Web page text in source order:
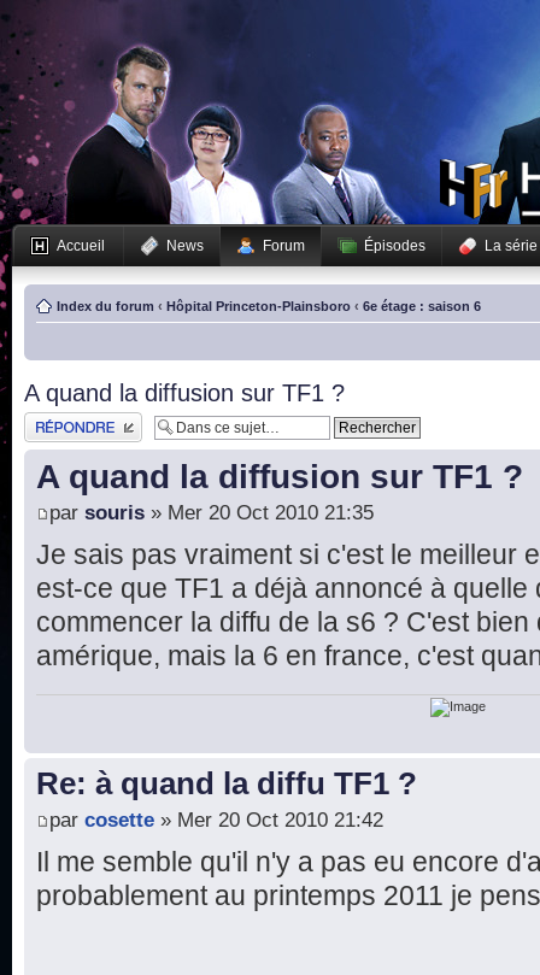
Accueil News Forum Épisodes La série
Index du forum ‹ Hôpital Princeton-Plainsboro ‹ 6e étage : saison 6
A quand la diffusion sur TF1 ?
Publier une réponse
A quand la diffusion sur TF1 ?
par souris » Mer 20 Oct 2010 21:35
Je sais pas vraiment si c'est le meilleur
est-ce que TF1 a déjà annoncé à quelle
commencer la diffu de la s6 ? C'est
amérique, mais la 6 en france, c'est
Re: à quand la diffu TF1 ?
par cosette » Mer 20 Oct 2010 21:42
Il me semble qu'il n'y a pas eu encore
probablement au printemps 2011 je